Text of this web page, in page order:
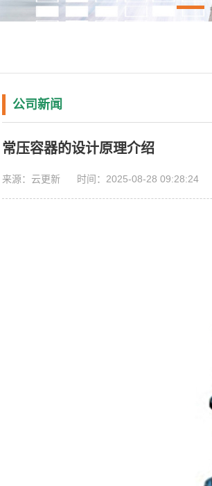
公司新闻
常压容器的设计原理介绍
来源：云更新 时间：2025-08-28 09:28:24